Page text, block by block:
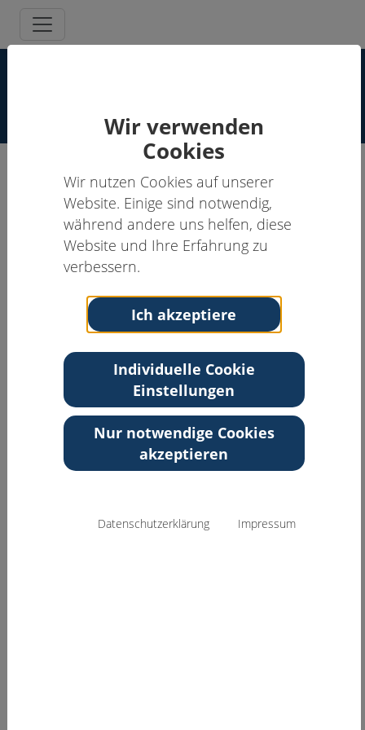
Wir verwenden
Cookies
Wir nutzen Cookies auf unserer
Website. Einige sind notwendig,
während andere uns helfen, diese
Website und Ihre Erfahrung zu
verbessern.
Ich akzeptiere
Individuelle Cookie
Einstellungen
Nur notwendige Cookies
akzeptieren
Datenschutzerklärung Impressum
Stefanie Trautmann, M.Sc.
Supervisor:in, Schmerzpsychotherapeut:in
Anschrift
Hessenring 13, Eingang 2
65546 Mörfelden-Walldorf
Kontakt
s.trautmann@psych-
Zurück zur Übersicht